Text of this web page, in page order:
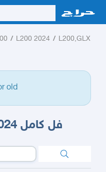
/ L200 2024 / L200,GLX
old
ميتسوبيشي L200 فل كامل 2024